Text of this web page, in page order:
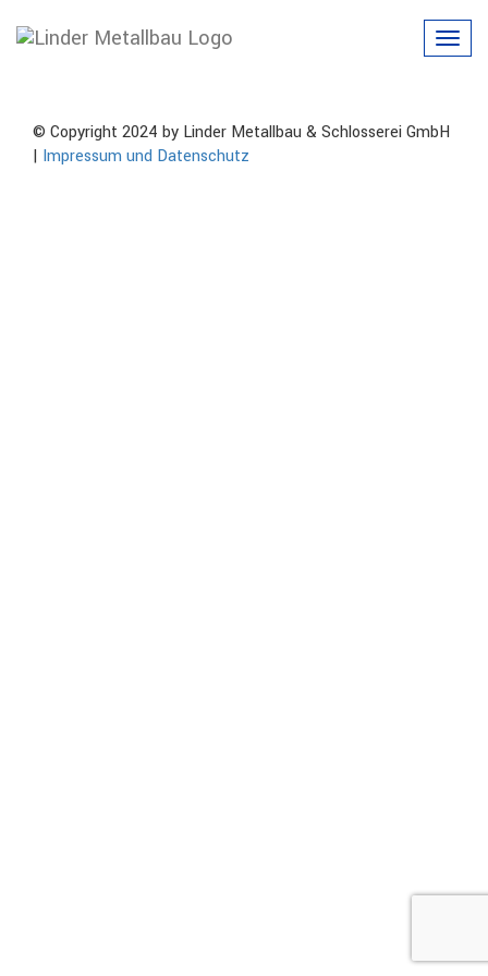
tore-img_1240-b-kl
© Copyright 2024 by Linder Metallbau & Schlosserei GmbH
| Impressum und Datenschutz